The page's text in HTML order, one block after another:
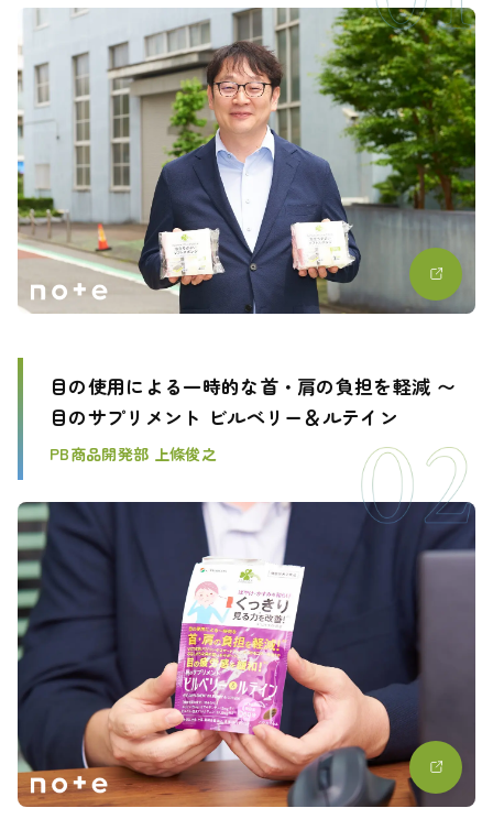
目の使用による一時的な首・肩の負担を軽減 〜
目のサプリメント ビルベリー＆ルテイン
PB商品開発部 上條俊之